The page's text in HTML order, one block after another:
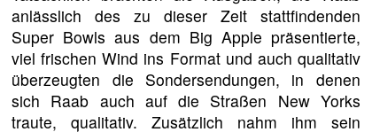
anlässlich des zu dieser Zeit stattfindenden
Super Bowls aus dem Big Apple präsentierte,
viel frischen Wind ins Format und auch qualitativ
überzeugten die Sondersendungen, in denen
sich Raab auch auf die Straßen New Yorks
traute, qualitativ. Zusätzlich nahm ihm sein